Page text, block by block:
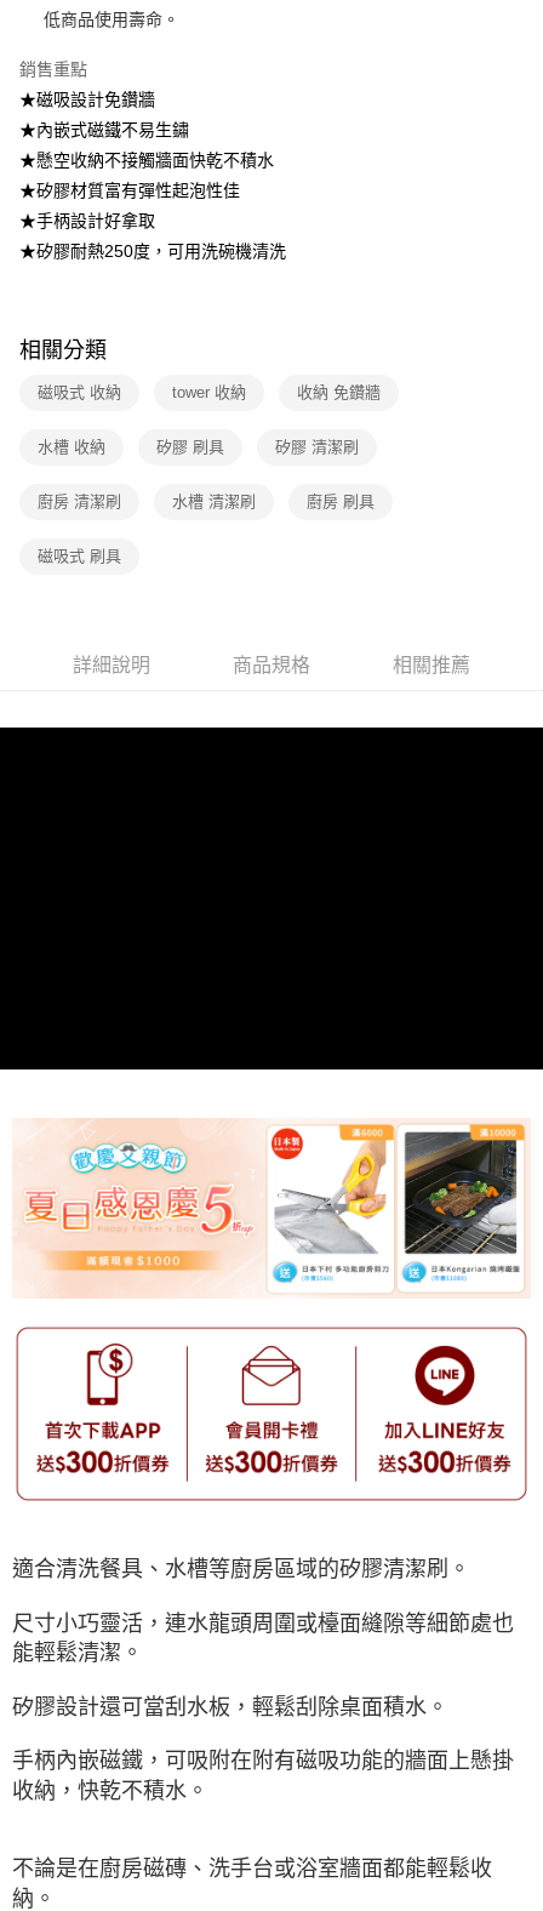
低商品使用壽命。
銷售重點
★磁吸設計免鑽牆
★內嵌式磁鐵不易生鏽
★懸空收納不接觸牆面快乾不積水
★矽膠材質富有彈性起泡性佳
★手柄設計好拿取
★矽膠耐熱250度，可用洗碗機清洗
相關分類
磁吸式 收納 tower 收納 收納 免鑽牆
水槽 收納 矽膠 刷具 矽膠 清潔刷
廚房 清潔刷 水槽 清潔刷 廚房 刷具
磁吸式 刷具
詳細說明 商品規格 相關推薦
適合清洗餐具、水槽等廚房區域的矽膠清潔刷。
尺寸小巧靈活，連水龍頭周圍或檯面縫隙等細節處也
能輕鬆清潔。
矽膠設計還可當刮水板，輕鬆刮除桌面積水。
手柄內嵌磁鐵，可吸附在附有磁吸功能的牆面上懸掛
收納，快乾不積水。
不論是在廚房磁磚、洗手台或浴室牆面都能輕鬆收
納。